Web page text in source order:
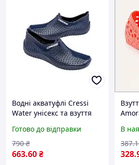
Водні акватуфлі Cressi
Water унісекс та взуття
41,розмір 46)
Готово до відправки
663.60₴
790 ₴
В
328
387